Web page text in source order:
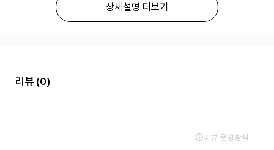
상세설명 더보기
리뷰 (0)